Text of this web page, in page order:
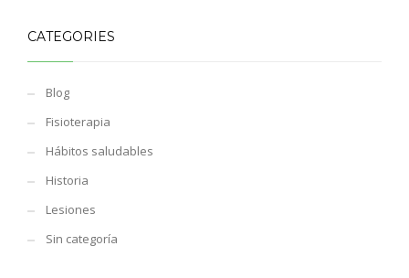
CATEGORIES
Blog
Fisioterapia
Hábitos saludables
Historia
Lesiones
Sin categoría